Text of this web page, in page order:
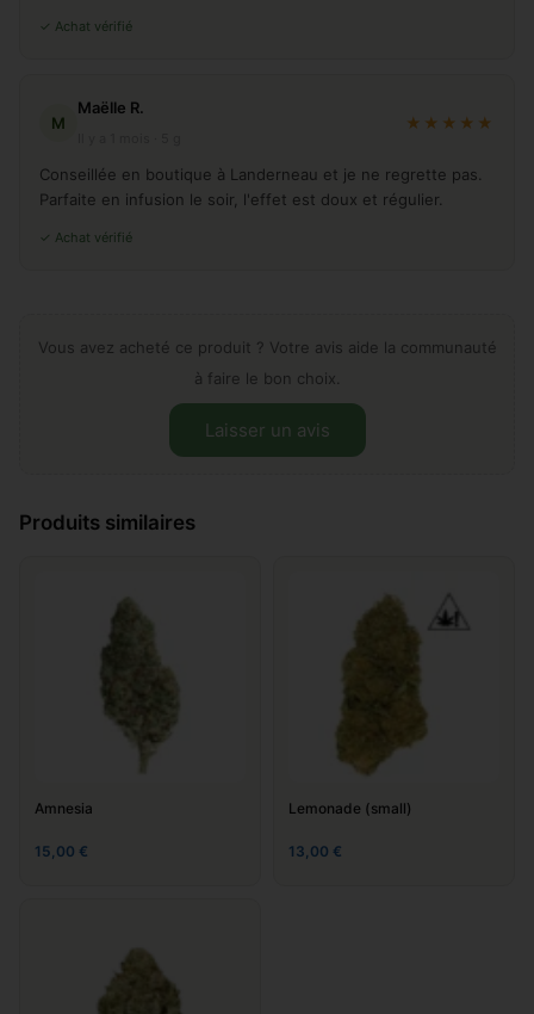
✓ Achat vérifié
M
Maëlle R.
★★★★★
Conseillée en boutique à Landerneau et je ne regrette pas.
Parfaite en infusion le soir, l'effet est doux et régulier.
✓ Achat vérifié
Vous avez acheté ce produit ? Votre avis aide la communauté
à faire le bon choix.
Laisser un avis
Laissez votre avis sur
Ajouter un commentaire
Produits similaires
Amnesia
15,00 €
Lemonade (small)
13,00 €